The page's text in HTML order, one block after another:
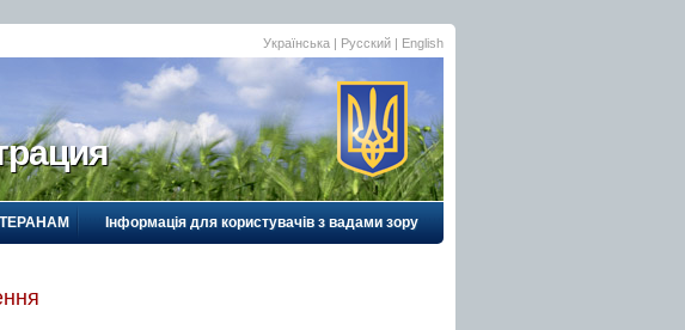
Українська | Русский | English
Інформація для користувачів з вадами зору